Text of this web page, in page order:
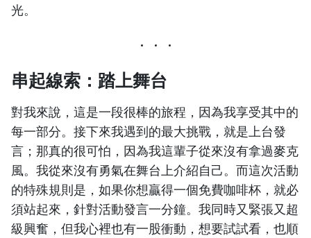
光。
串起線索：踏上舞台
對我來說，這是一段很棒的旅程，因為我享受其中的
每一部分。接下來我遇到的最大挑戰，就是上台發
言；那真的很可怕，因為我這輩子從來沒有拿過麥克
風。我從來沒有勇氣在舞台上介紹自己。而這次活動
的特殊規則是，如果你想贏得一個免費咖啡杯，就必
須站起來，針對活動發言一分鐘。我同時又緊張又超
級興奮，但我心裡也有一股衝動，想要試試看，也順